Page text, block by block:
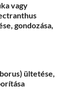
vagy
gondozása,
ültetése,